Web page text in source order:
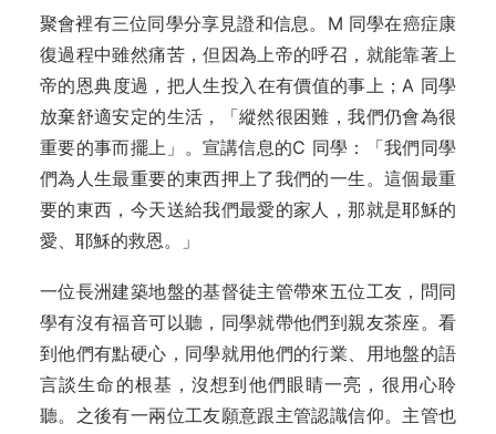
聚會裡有三位同學分享見證和信息。M 同學在癌症康
復過程中雖然痛苦，但因為上帝的呼召，就能靠著上
帝的恩典度過，把人生投入在有價值的事上；A 同學
放棄舒適安定的生活，「縱然很困難，我們仍會為很
重要的事而擺上」。宣講信息的C 同學：「我們同學
們為人生最重要的東西押上了我們的一生。這個最重
要的東西，今天送給我們最愛的家人，那就是耶穌的
愛、耶穌的救恩。」
一位長洲建築地盤的基督徒主管帶來五位工友，問同
學有沒有福音可以聽，同學就帶他們到親友茶座。看
到他們有點硬心，同學就用他們的行業、用地盤的語
言談生命的根基，沒想到他們眼睛一亮，很用心聆
聽。之後有一兩位工友願意跟主管認識信仰。主管也